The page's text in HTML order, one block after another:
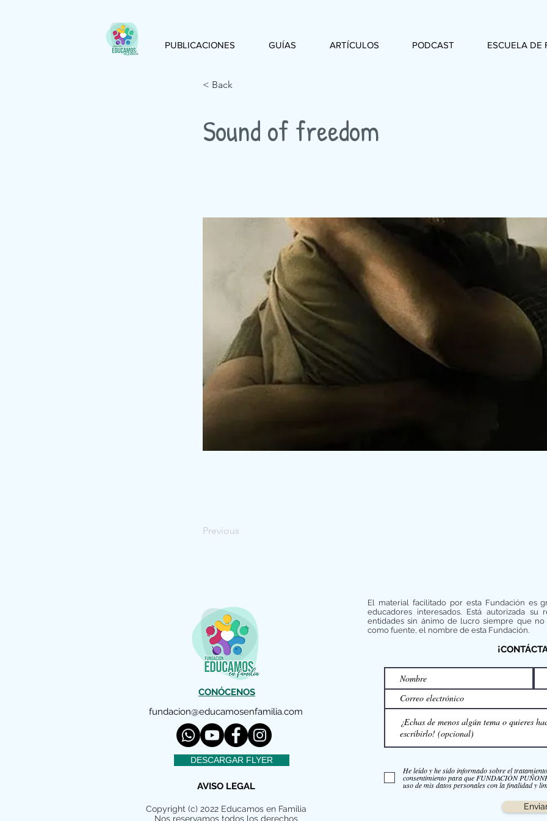
PUBLICACIONES GUÍAS ARTÍCULOS PODCAST ESCUELA DE
< Back
Sound of freedom
Previous
CONÓCENOS
fundacion@educamosenfamilia.com
DESCARGAR FLYER
AVISO LEGAL
Copyright (c) 2022 Educamos en Familia
Nos reservamos todos los derechos
El material facilitado por esta Fundación es
educadores interesados. Está autorizada
entidades sin ánimo de lucro siempre que
como fuente, el nombre de esta Fundación.
He leído y he sido informado sobre el
consentimiento para que FUNDACIÓN
uso de mis datos personales con la finalidad y